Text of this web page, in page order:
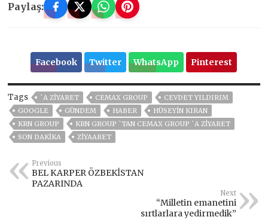
Paylaş:
Facebook Twitter WhatsApp Pinterest
Tags `A ZIYARET CEMAX GROUP
CEVDET YILDIRIM
GOOGLE
GÜNDEM HABER
HÜSEYIN KIRAN
KRN GROUP
KRN GROUP `TAN CEMAX GROUP `A ZİYARET
SON DAKIKA
ZİYAARET
Previous
BEL KARPER ÖZBEKİSTAN
PAZARINDA
Next
“Milletin emanetini
sırtlarlara yedirmedik”